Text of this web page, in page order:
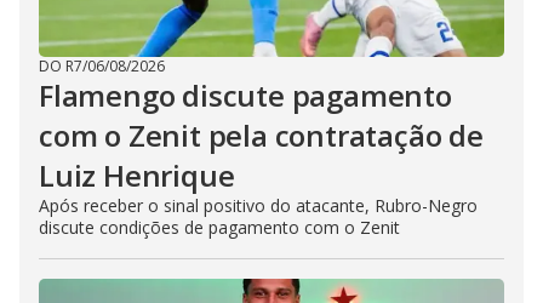
DO R7/06/08/2026
Flamengo discute pagamento
com o Zenit pela contratação de
Luiz Henrique
Após receber o sinal positivo do atacante, Rubro-Negro
discute condições de pagamento com o Zenit